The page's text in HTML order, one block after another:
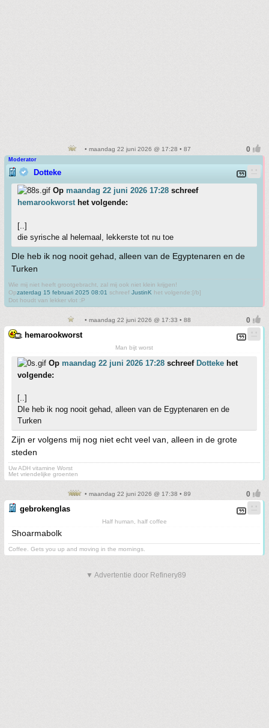
• maandag 22 juni 2026 @ 17:28 • 87
Moderator
Dotteke
Op maandag 22 juni 2026 17:28 schreef
hemarookworsthet volgende:
[..]
die syrische al helemaal, lekkerste tot nu toe
DIe heb ik nog nooit gehad, alleen van de Egyptenaren en de
Turken
Wie mij niet heeft grootgebracht, zal mij ook niet klein krijgen!
Opzaterdag 15 februari 2025 08:01 schreef JustinK het volgende:[/b]
Dot houdt van lekker vlot :P
• maandag 22 juni 2026 @ 17:33 • 88
hemarookworst
Man bijt worst
Op maandag 22 juni 2026 17:28 schreef Dotteke het
volgende:
[..]
DIe heb ik nog nooit gehad, alleen van de Egyptenaren en de
Turken
Zijn er volgens mij nog niet echt veel van, alleen in de grote
steden
Uw ADH vitamine Worst
Met vriendelijke groenten
• maandag 22 juni 2026 @ 17:38 • 89
gebrokenglas
Half human, half coffee
Shoarmabolk
Coffee. Gets you up and moving in the mornings.
▼ Advertentie door Refinery89